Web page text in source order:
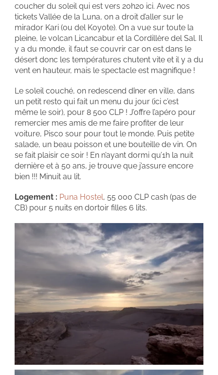
coucher du soleil qui est vers 20h20 ici. Avec nos
tickets Vallée de la Luna, on a droit d’aller sur le
mirador Kari (ou del Koyote). On a vue sur toute la
pleine, le volcan Licancabur et la Cordillère del Sal. Il
y a du monde, il faut se couvrir car on est dans le
désert donc les températures chutent vite et il y a du
vent en hauteur, mais le spectacle est magnifique !
Le soleil couché, on redescend dîner en ville, dans
un petit resto qui fait un menu du jour (ici c’est
même le soir), pour 8 500 CLP ! J’offre l’apéro pour
remercier mes amis de me faire profiter de leur
voiture, Pisco sour pour tout le monde. Puis petite
salade, un beau poisson et une bouteille de vin. On
se fait plaisir ce soir ! En n’ayant dormi qu’1h la nuit
dernière et à 50 ans, je trouve que j’assure encore
bien !!! Minuit au lit.
Logement : Puna Hostel, 55 000 CLP cash (pas de
CB) pour 5 nuits en dortoir filles 6 lits.